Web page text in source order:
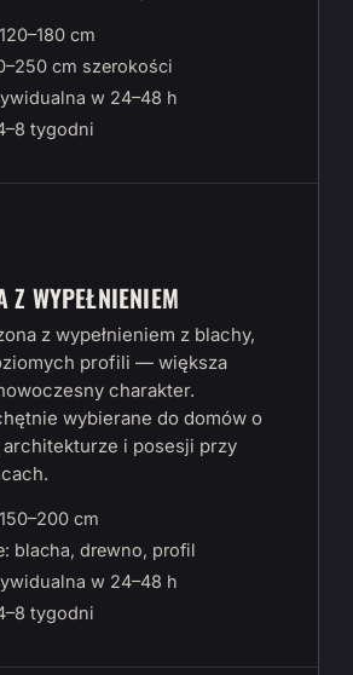
cm
cm szerokości
w 24–48 h
tygodni
Z WYPEŁNIENIEM
z wypełnieniem z blachy,
profili — większa
charakter.
wybierane do domów o
architekturze i posesji przy
cm
blacha, drewno, profil
w 24–48 h
tygodni